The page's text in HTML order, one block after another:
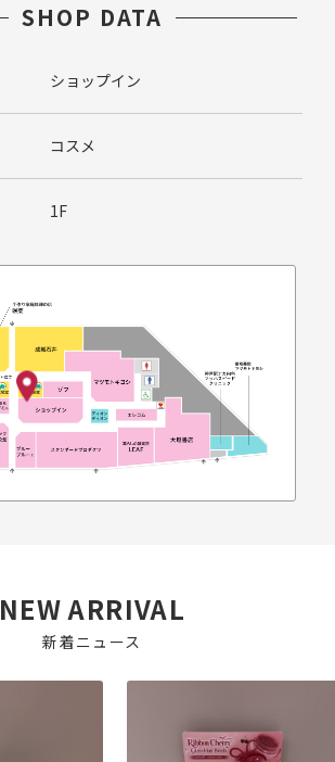
SHOP DATA
ショップイン
コスメ
1F
NEW ARRIVAL
新着ニュース